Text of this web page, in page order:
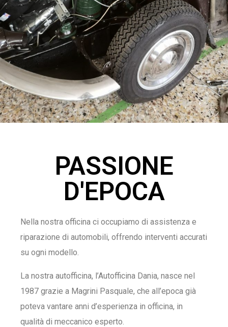
PASSIONE
D'EPOCA
Nella nostra officina ci occupiamo di assistenza e
riparazione di automobili, offrendo interventi accurati
su ogni modello.
La nostra autofficina, l’Autofficina Dania, nasce nel
1987 grazie a Magrini Pasquale, che all’epoca già
poteva vantare anni d’esperienza in officina, in
qualità di meccanico esperto.